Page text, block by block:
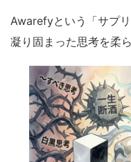
Awarefyという「サプ
凝り固まった思考を柔